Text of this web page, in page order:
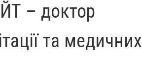
– доктор
та медичних